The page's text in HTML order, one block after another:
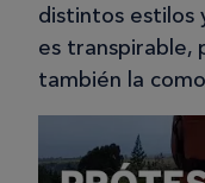
distintos estilos
es transpirable,
también la